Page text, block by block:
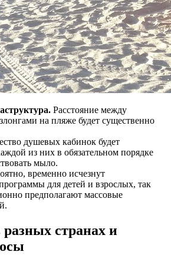
Расстояние между
на пляже будет существенно
душевых кабинок будет
из них в обязательном порядке
мыло.
временно исчезнут
для детей и взрослых, так
предполагают массовые
странах и